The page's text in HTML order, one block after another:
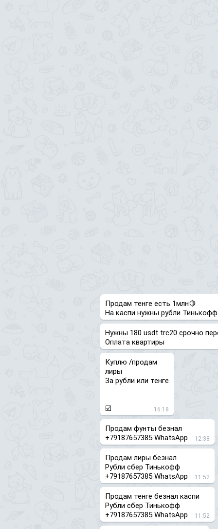
Продам тенге есть 1млн🍋
На каспи нужны рубли Тинькофф
Нужны 180 usdt trc20 срочно
Оплата квартиры
Куплю /продам
лиры
За рубли или тенге
☑️ 16:18
Продам фунты безнал
+79187657385 WhatsApp
12:38
Продам лиры безнал
Рубли сбер Тинькофф
+79187657385 WhatsApp
11:52
Продам тенге безнал каспи
Рубли сбер Тинькофф
+79187657385 WhatsApp
11:52